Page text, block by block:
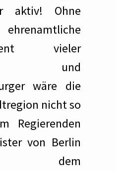
Berlin und deren
aktiv! Ohne
vieler
und
wäre die
nicht so
Regierenden
von Berlin
dem